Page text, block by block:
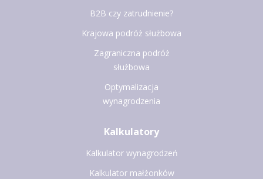
B2B czy zatrudnienie?
Krajowa podróż służbowa
Zagraniczna podróż
służbowa
Optymalizacja
wynagrodzenia
Kalkulatory
Kalkulator wynagrodzeń
Kalkulator małżonków